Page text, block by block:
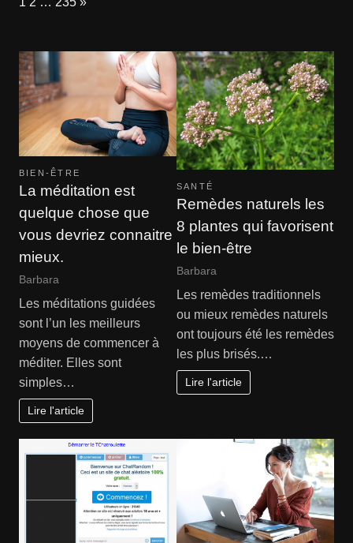
BIEN-ÊTRE
La méditation est
quelque chose que
vous devriez connaitre
mieux.
Barbara
Les méditations guidées
sont l’un les meilleurs
moyens de commencer à
méditer. Elles sont
simples…
Lire l'article
SANTÉ
Remèdes naturels les
8 plantes qui favorisent
le bien-être
Barbara
Les remèdes traditionnels
ou mieux remèdes naturels
ont toujours été les remèdes
les plus brisés.…
Lire l'article